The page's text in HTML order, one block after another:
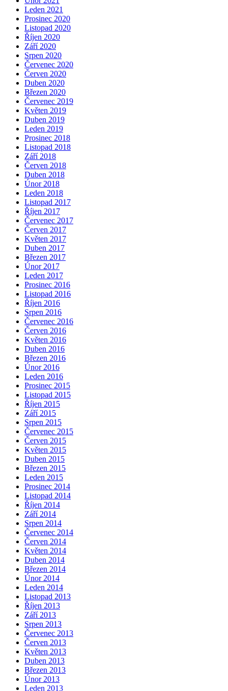
Leden 2021
Prosinec 2020
Listopad 2020
Říjen 2020
Září 2020
Srpen 2020
Červenec 2020
Červen 2020
Duben 2020
Březen 2020
Červenec 2019
Květen 2019
Duben 2019
Leden 2019
Prosinec 2018
Listopad 2018
Září 2018
Červen 2018
Duben 2018
Únor 2018
Leden 2018
Listopad 2017
Říjen 2017
Červenec 2017
Červen 2017
Květen 2017
Duben 2017
Březen 2017
Únor 2017
Leden 2017
Prosinec 2016
Listopad 2016
Říjen 2016
Srpen 2016
Červenec 2016
Červen 2016
Květen 2016
Duben 2016
Březen 2016
Únor 2016
Leden 2016
Prosinec 2015
Listopad 2015
Říjen 2015
Září 2015
Srpen 2015
Červenec 2015
Červen 2015
Květen 2015
Duben 2015
Březen 2015
Leden 2015
Prosinec 2014
Listopad 2014
Říjen 2014
Září 2014
Srpen 2014
Červenec 2014
Červen 2014
Květen 2014
Duben 2014
Březen 2014
Únor 2014
Leden 2014
Listopad 2013
Říjen 2013
Září 2013
Srpen 2013
Červenec 2013
Červen 2013
Květen 2013
Duben 2013
Březen 2013
Únor 2013
Leden 2013